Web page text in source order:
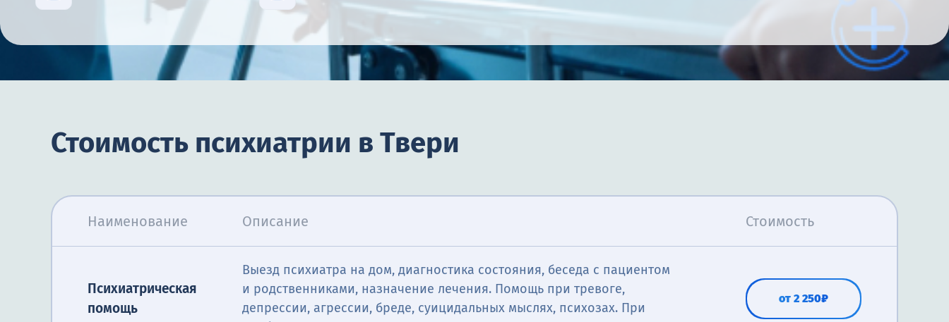
Стоимость психиатрии в Твери
Наименование Описание Стоимость
Психиатрическая
помощь
Выезд психиатра на дом, диагностика состояния, беседа с пациентом
и родственниками, назначение лечения. Помощь при тревоге,
депрессии, агрессии, бреде, суицидальных мыслях, психозах. При
от 2 250₽